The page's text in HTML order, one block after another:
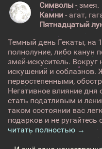
Символы - змея.
Камни - агат,
Пятнадцатый
Темный день Гекаты, на
полнолуние, либо канун
змей-искуситель.
искушений и соблазнов.
первостепенными,
Негативное влияние дня
стать податливым и
таком состоянии вас
подарков и не
читать полностью →